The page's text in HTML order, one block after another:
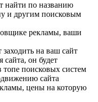
найти по названию
и другим поисковым
рекламы, ваши
на ваш сайт
он будет
топе поисковых систем
сайта
цены на которую